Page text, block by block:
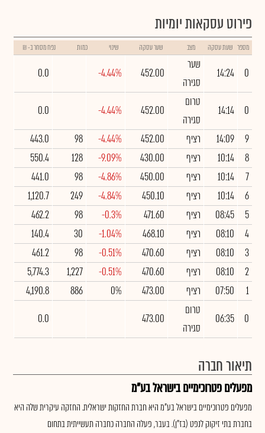
פירוט עסקאות יומיות
מספר שעת עסקה מצב שער עסקה שינוי כמות נפח מסחר ב- ₪
0
14:24
שער
סגירה
452.00
-4.44%
0.0
0
14:14
טרום
סגירה
452.00
-4.44%
0.0
9
14:09 רציף 452.00
-4.44%
98
443.0
8
10:14 רציף 430.00
-9.09%
128
550.4
7
10:14 רציף 450.00
-4.86%
98
441.0
6
10:14 רציף 450.10
-4.84%
249
1,120.7
5
08:45 רציף 471.60
-0.3%
98
462.2
4
08:10 רציף 468.10
-1.04%
30
140.4
3
08:10 רציף 470.60
-0.51%
98
461.2
2
08:10 רציף 470.60
-0.51%
1,227
5,774.3
1
07:50 רציף 473.00
0%
886
4,190.8
0
06:35
טרום
סגירה
473.00
0.0
תיאור חברה
מפעלים פטרוכימיים בישראל בע"מ
מפעלים פטרוכימיים בישראל בע"מ היא חברת החזקות ישראלית. החזקה עיקרית שלה היא
בחברת בתי זיקוק לנפט (בז"ן). בעבר, פעלה החברה כחברה תעשייתית בתחום